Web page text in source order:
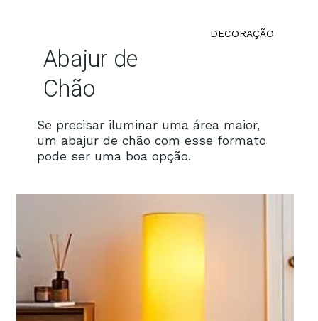
Se precisar iluminar uma área maior,
um abajur de chão com esse formato
pode ser uma boa opção.
Abajur de
Chão
DECORAÇÃO